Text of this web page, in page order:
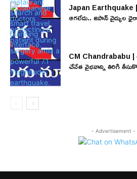
Japan Earthquake
ఆగలేదు.. జపాన్ వైద్యుల
CM Chandrababu
చేనేత వైభవాన్ని తిరిగి
- Advertisement -